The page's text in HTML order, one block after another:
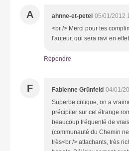
A ahnne-et-petel 05/01/2012
<br /> Merci pour tes
l'auteur, qui sera ravi en
Répondre
F Fabienne Grünfeld 04/01/
Superbe critique, on a
précipiter sur cet étrange
beaucoup fréquenté de
(communauté du Chemin
très<br /> attachants, très